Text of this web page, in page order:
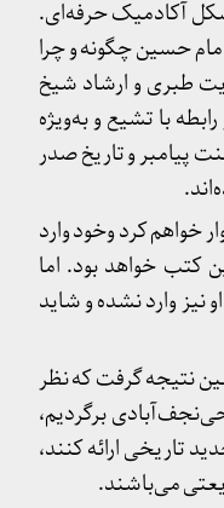
آکادمیک حرفه‌ای.
حسین چگونه و چرا
طبری و ارشاد شیخ
با تشیع و به‌ویژه
پیامبر و تاریخ صدر
خواهم کرد وخود وارد
کتب خواهد بود. اما
وارد نشده و شاید
نتیجه گرفت که نظر
برگردیم،
تاریخی ارائه کنند،
می‌باشند.